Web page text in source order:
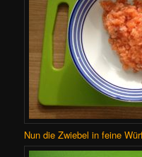
Nun die Zwiebel in feine